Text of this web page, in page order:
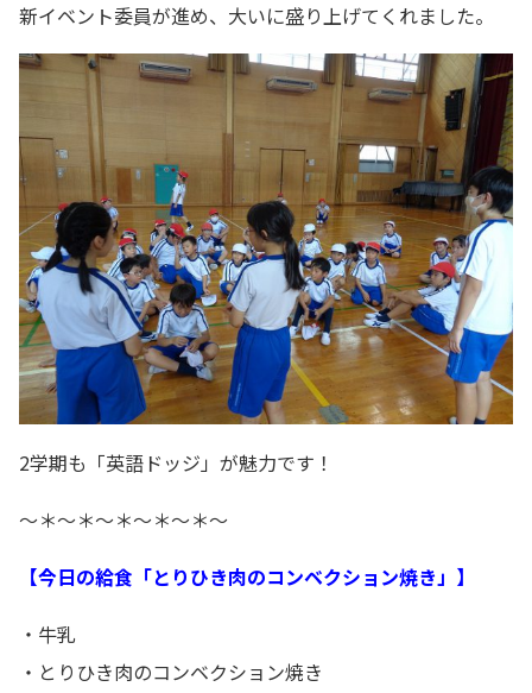
新イベント委員が進め、大いに盛り上げてくれました。
2学期も「英語ドッジ」が魅力です！
～＊～＊～＊～＊～＊～
【今日の給食「とりひき肉のコンベクション焼き」】
・牛乳
・とりひき肉のコンベクション焼き